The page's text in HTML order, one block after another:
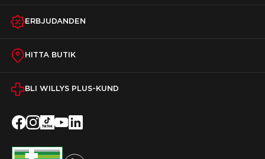
ERBJUDANDEN
HITTA BUTIK
BLI WILLYS PLUS-KUND